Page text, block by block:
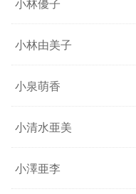
小林優子
小林由美子
小泉萌香
小清水亜美
小澤亜李